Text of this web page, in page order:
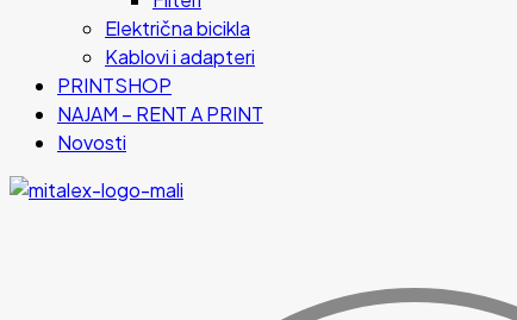
Električna bicikla
Kablovi i adapteri
PRINTSHOP
NAJAM – RENT A PRINT
Novosti